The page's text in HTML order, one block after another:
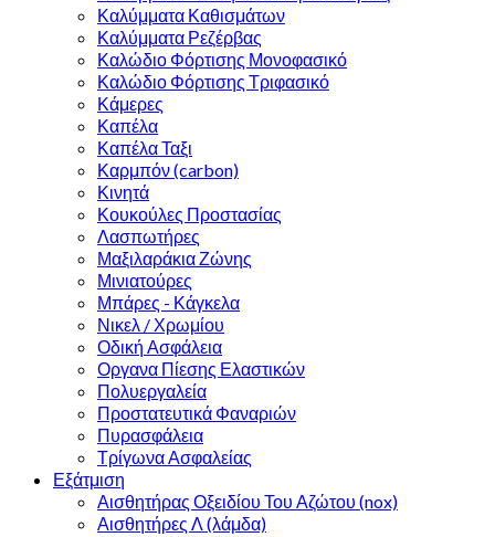
Καλύμματα Καθισμάτων
Καλύμματα Ρεζέρβας
Καλώδιο Φόρτισης Μονοφασικό
Καλώδιο Φόρτισης Τριφασικό
Κάμερες
Καπέλα
Καπέλα Ταξι
Καρμπόν (carbon)
Κινητά
Κουκούλες Προστασίας
Λασπωτήρες
Μαξιλαράκια Ζώνης
Μινιατούρες
Μπάρες - Κάγκελα
Νικελ / Χρωμίου
Οδική Ασφάλεια
Οργανα Πίεσης Ελαστικών
Πολυεργαλεία
Προστατευτικά Φαναριών
Πυρασφάλεια
Τρίγωνα Ασφαλείας
Εξάτμιση
Αισθητήρας Οξειδίου Του Αζώτου (nox)
Αισθητήρες Λ (λάμδα)